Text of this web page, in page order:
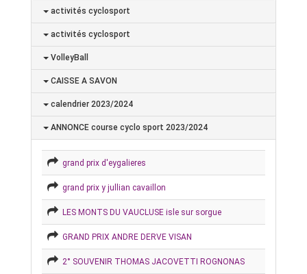
activités cyclosport
activités cyclosport
VolleyBall
CAISSE A SAVON
calendrier 2023/2024
ANNONCE course cyclo sport 2023/2024
grand prix d'eygalieres
grand prix y jullian cavaillon
LES MONTS DU VAUCLUSE isle sur sorgue
GRAND PRIX ANDRE DERVE VISAN
2° SOUVENIR THOMAS JACOVETTI ROGNONAS